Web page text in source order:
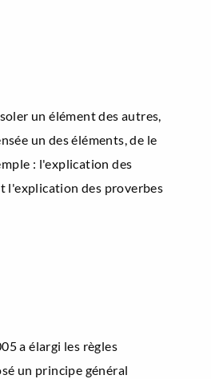
un élément des autres,
un des éléments, de le
: l'explication des
l'explication des proverbes
a élargi les règles
un principe général